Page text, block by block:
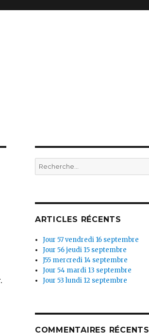
Recherche
pour
ARTICLES RÉCENTS
Jour 57 vendredi 16 septembre
Jour 56 jeudi 15 septembre
J55 mercredi 14 septembre
Jour 54 mardi 13 septembre
Jour 53 lundi 12 septembre
COMMENTAIRES RÉCENTS